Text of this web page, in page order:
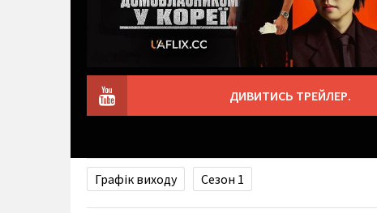
ДИВИТИСЬ ТРЕЙЛЕР.
Графік виходу Сезон 1